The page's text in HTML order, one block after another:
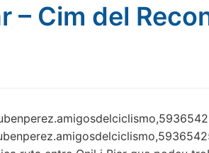
– Cim del